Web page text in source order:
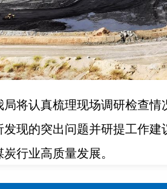
局将认真梳理现场调研检查
发现的突出问题并研提工作
行业高质量发展。